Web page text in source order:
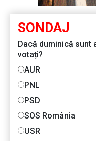
SONDAJ
Dacă duminică sunt
votați?
AUR
PNL
PSD
SOS România
USR